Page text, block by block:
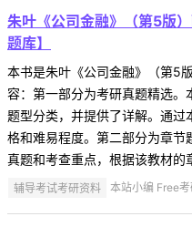
朱叶《公司金融》（第5版
题库】
本书是朱叶《公司金融》（第5
容：第一部分为考研真题精选。
题型分类，并提供了详解。通过
格和难易程度。第二部分为章
真题和考查重点，根据该教材
辅导考试考研资料 本站小编 Free